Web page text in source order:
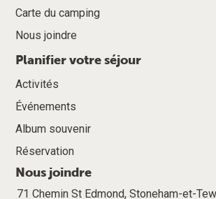
Carte du camping
Nous joindre
Planifier votre séjour
Activités
Événements
Album souvenir
Réservation
Nous joindre
71 Chemin St Edmond, Stoneham-et-